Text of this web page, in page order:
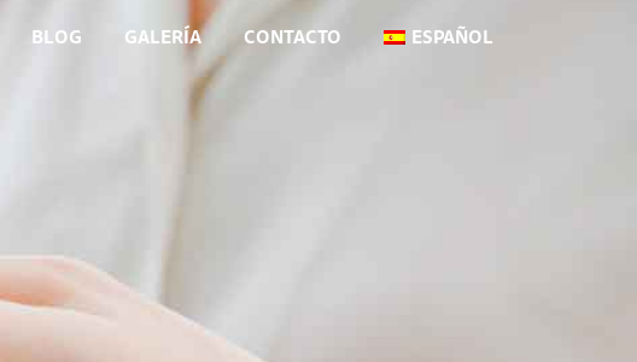
BLOG GALERÍA CONTACTO ESPAÑOL